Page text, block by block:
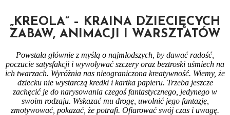
„KREOLA” – KRAINA DZIECIĘCYCH
ZABAW, ANIMACJI I WARSZTATÓW
Powstała głównie z myślą o najmłodszych, by dawać radość,
poczucie satysfakcji i wywoływać szczery oraz beztroski uśmiech na
ich twarzach. Wyróżnia nas nieograniczona kreatywność. Wiemy, że
dziecku nie wystarczą kredki i kartka papieru. Trzeba jeszcze
zachęcić je do narysowania czegoś fantastycznego, jedynego w
swoim rodzaju. Wskazać mu drogę, uwolnić jego fantazję,
zmotywować, pokazać, że potrafi. Ofiarować swój czas i uwagę.